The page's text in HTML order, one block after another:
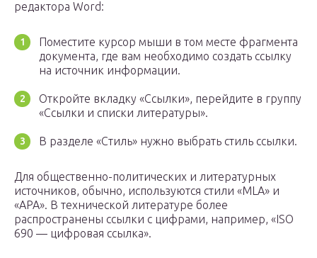
редактора Word:
Поместите курсор мыши в том месте фрагмента
документа, где вам необходимо создать ссылку
на источник информации.
Откройте вкладку «Ссылки», перейдите в группу
«Ссылки и списки литературы».
В разделе «Стиль» нужно выбрать стиль ссылки.
Для общественно-политических и литературных
источников, обычно, используются стили «MLA» и
«APA». В технической литературе более
распространены ссылки с цифрами, например, «ISO
690 — цифровая ссылка».